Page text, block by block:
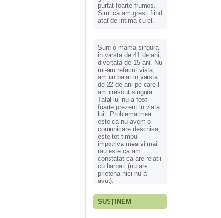
purtat foarte frumos.
Simt ca am gresit fiind
atat de intima cu el.
Sunt o mama singura
in varsta de 41 de ani,
divortata de 15 ani. Nu
mi-am refacut viata,
am un baiat in varsta
de 22 de ani pe care l-
am crescut singura.
Tatal lui nu a fost
foarte prezent in viata
lui . Problema mea
este ca nu avem o
comunicare deschisa,
este tot timpul
impotriva mea si mai
rau este ca am
constatat ca are relatii
cu barbati (nu are
prietena nici nu a
avut).
Fiica mea s-a nascut
SUSȚINEM